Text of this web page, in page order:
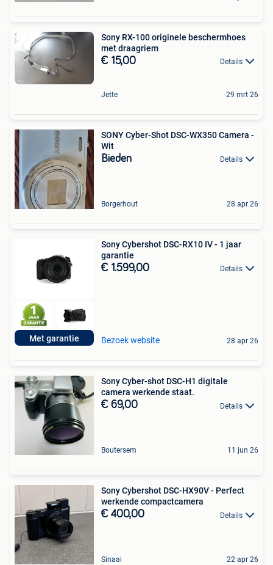
Sony RX-100 originele beschermhoes
met draagriem
€ 15,00 Details
Jette 29 mrt 26
SONY Cyber-Shot DSC-WX350 Camera -
Wit
Bieden Details
Borgerhout 28 apr 26
Met garantie
Sony Cybershot DSC-RX10 IV - 1 jaar
garantie
€ 1.599,00 Details
Bezoek website 28 apr 26
Sony Cyber-shot DSC-H1 digitale
camera werkende staat.
€ 69,00 Details
Boutersem 11 jun 26
Sony Cybershot DSC-HX90V - Perfect
werkende compactcamera
€ 400,00 Details
Sinaai 22 apr 26